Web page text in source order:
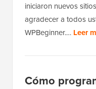
iniciaron nuevos
agradecer a todos
WPBeginner.… Leer
Cómo